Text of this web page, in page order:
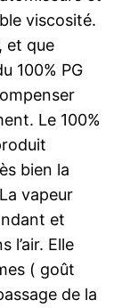
viscosité.
et que
100% PG
Le 100%
bien la
vapeur
et
l’air. Elle
( goût
de la